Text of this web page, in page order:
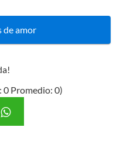
de amor
0 Promedio: 0)